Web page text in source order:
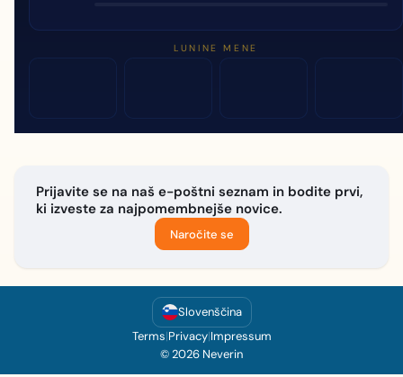
LUNINE MENE
Prijavite se na naš e-poštni seznam in bodite prvi,
ki izveste za najpomembnejše novice.
Naročite se
Slovenščina
Terms|Privacy|Impressum
© 2026 Neverin